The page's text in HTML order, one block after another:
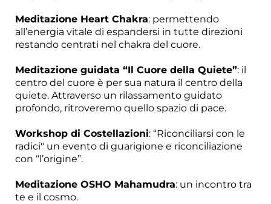
Meditazione Heart Chakra: permettendo
all’energia vitale di espandersi in tutte direzioni
restando centrati nel chakra del cuore.
Meditazione guidata “Il Cuore della Quiete”: il
centro del cuore è per sua natura il centro della
quiete. Attraverso un rilassamento guidato
profondo, ritroveremo quello spazio di pace.
Workshop di Costellazioni: “Riconciliarsi con le
radici" un evento di guarigione e riconciliazione
con “l’origine”.
Meditazione OSHO Mahamudra: un incontro tra
te e il cosmo.